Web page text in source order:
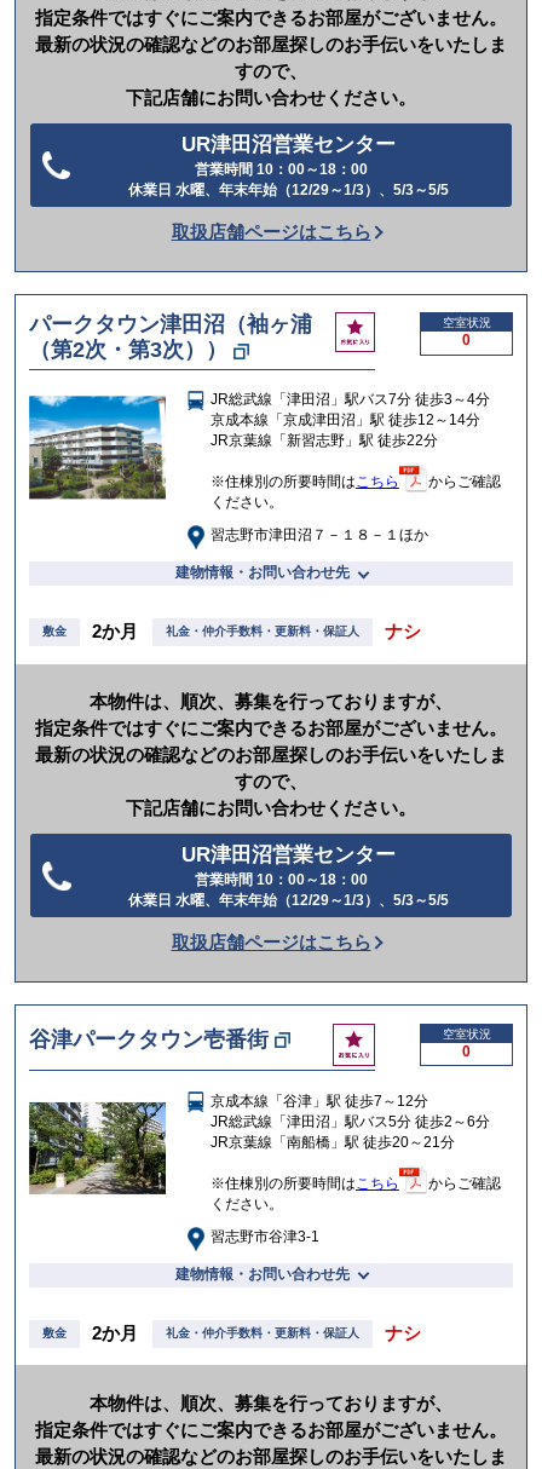
指定条件ではすぐにご案内できるお部屋がございません。
最新の状況の確認などのお部屋探しのお手伝いをいたしま
すので、
下記店舗にお問い合わせください。
UR津田沼営業センター
営業時間 10：00～18：00
休業日 水曜、年末年始（12/29～1/3）、5/3～5/5
話
か
け
る
取扱店舗ページはこちら
パークタウン津田沼（袖ヶ浦
（第2次・第3次））
お
気
に
入
り
空室状況
0
JR総武線「津田沼」駅バス7分 徒歩3～4分
京成本線「京成津田沼」駅 徒歩12～14分
JR京葉線「新習志野」駅 徒歩22分
※住棟別の所要時間はこちら
からご確認
ください。
習志野市津田沼７－１８－１ほか
建物情報・お問い合わせ先
敷金 2か月 礼金・仲介手数料・更新料・保証人 ナシ
本物件は、順次、募集を行っておりますが、
指定条件ではすぐにご案内できるお部屋がございません。
最新の状況の確認などのお部屋探しのお手伝いをいたしま
すので、
下記店舗にお問い合わせください。
UR津田沼営業センター
営業時間 10：00～18：00
休業日 水曜、年末年始（12/29～1/3）、5/3～5/5
話
か
け
る
取扱店舗ページはこちら
谷津パークタウン壱番街
お
気
入
り
空室状況
0
京成本線「谷津」駅 徒歩7～12分
JR総武線「津田沼」駅バス5分 徒歩2～6分
JR京葉線「南船橋」駅 徒歩20～21分
※住棟別の所要時間は こちら
からご確認
ください。
習志野市谷津3-1
建物情報・お問い合わせ先
敷金 2か月 礼金・仲介手数料・更新料・保証人 ナシ
本物件は、順次、募集を行っておりますが、
指定条件ではすぐにご案内できるお部屋がございません。
最新の状況の確認などのお部屋探しのお手伝いをいたしま